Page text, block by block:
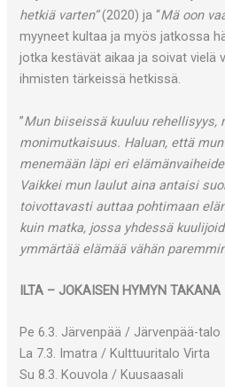
hetkiä varten”(2020) ja “Mä oon
myyneet kultaa ja myös jatkossa
jotka kestävät aikaa ja soivat vielä
ihmisten tärkeissä hetkissä.
”Mun biiseissä kuuluu rehellisyys,
monimutkaisuus. Haluan, että
menemään läpi eri
Vaikkei mun laulut aina antaisi
toivottavasti auttaa pohtimaan
kuin matka, jossa yhdessä
ymmärtää elämää vähän
ILTA – JOKAISEN HYMYN TAKANA
Pe 6.3. Järvenpää / Järvenpää-talo
La 7.3. Imatra / Kulttuuritalo Virta
Su 8.3. Kouvola / Kuusaasali